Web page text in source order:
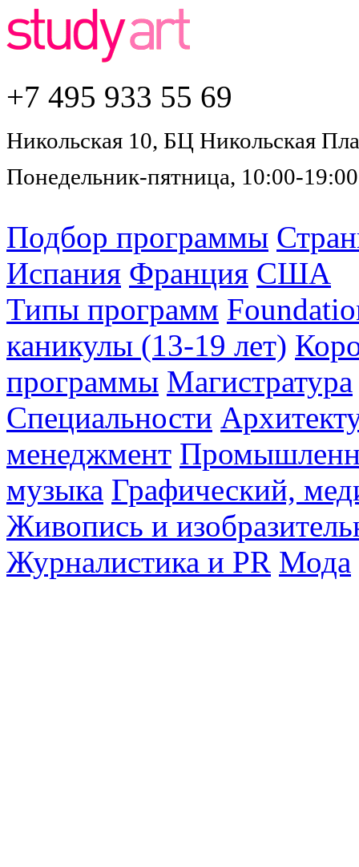
+7 495 933 55 69
Никольская 10, БЦ Никольская
Понедельник-пятница, 10:00-19:00
Подбор программы
Испания Франция США
Типы программ
каникулы (13-19 лет)
программы Магистратура
Специальности
менеджмент
музыка Графический,
Живопись и
Журналистика и PR Мода